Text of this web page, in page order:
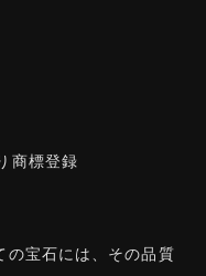
商標登録
宝石には、その品質